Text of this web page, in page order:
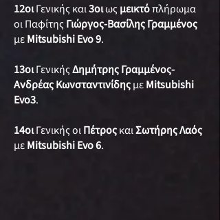
12οιΓενικής και3οιως μεικτόπλήρωμα
οι ΠαφίτηςΓιώργος-Βασίλης Γραμμένος
μεMitsubishi Evo 9.
13οιΓενικήςΔημήτρης Γραμμένος-
Ανδρέας ΚωνσταντινίδηςμεMitsubishi
Evo3.
14οιΓενικής οιΠέτροςκαιΣωτήρης Λαός
μεMitsubishi Evo 6.